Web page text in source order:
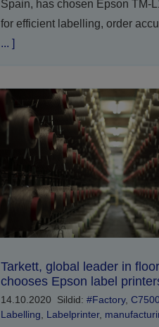
Spain, has chosen Epson TM-
for efficient labelling, order
... ]
Tarkett, global leader in
chooses Epson label
14.10.2020 Sildid: #Factory,
Labelling, Labelprinter,